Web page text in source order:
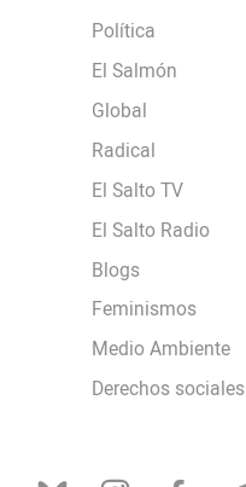
Política
El Salmón
Global
Radical
El Salto TV
El Salto Radio
Blogs
Feminismos
Medio Ambiente
Derechos sociales